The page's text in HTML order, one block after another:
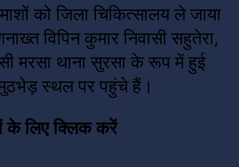
को जिला चिकित्सालय ले जाया
विपिन कुमार निवासी सहुतेरा,
मरसा थाना सुरसा के रूप में हुई
स्थल पर पहुंचे हैं।
के लिए क्लिक करें